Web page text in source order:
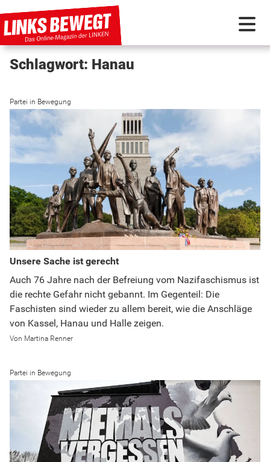
PARTEI IN BEWEGUNG
PROGRAMMDEBATTE
KUNSTSTOFF
DISKUSSIONSSTOFF
INTERNATIONAL
Schlagwort: Hanau
Partei in Bewegung
Unsere Sache ist gerecht
Auch 76 Jahre nach der Befreiung vom Nazifaschismus ist
die rechte Gefahr nicht gebannt. Im Gegenteil: Die
Faschisten sind wieder zu allem bereit, wie die Anschläge
von Kassel, Hanau und Halle zeigen.
Martina Renner
Partei in Bewegung